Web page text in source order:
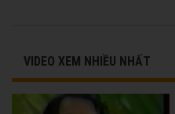
VIDEO XEM NHIỀU NHẤT